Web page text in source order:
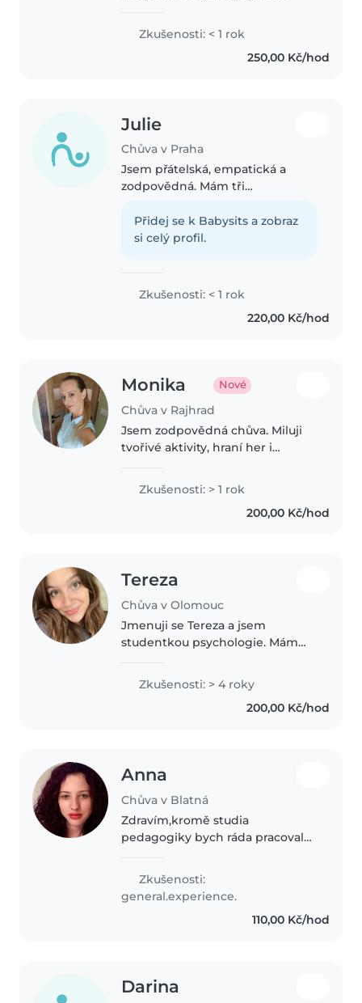
Spanish. I'm emphatic, energetic
and patient babysitter..
Zkušenosti: < 1 rok
250,00 Kč/hod
Julie
Chůva v Praha
Jsem přátelská, empatická a
zodpovědná. Mám tři
získala zkušenosti s péčí o děti a
naučila se být trpělivá i
Přidej se k Babysits a zobraz
si celý profil.
Zkušenosti: < 1 rok
220,00 Kč/hod
Monika Nové
Chůva v Rajhrad
Jsem zodpovědná chůva. Miluji
tvořivé aktivity, hraní her i
zvyklá na domácí mazlíčky a
dokážu pomoci s lehčími
domácími pracemi. Bydlím v
Zkušenosti: > 1 rok
200,00 Kč/hod
Tereza
Chůva v Olomouc
Jmenuji se Tereza a jsem
studentkou psychologie. Mám
lyceum a práce s dětmi mě baví
a naplňuje. Děti hlídám již
několik let, dobrovolničila jsem
Zkušenosti: > 4 roky
200,00 Kč/hod
Anna
Chůva v Blatná
Zdravím,kromě studia
pedagogiky bych ráda pracovala
zkušenosti s dětmi od 3-10 let.
Absolvovala jsem praxi v družině
a také ve školce. Kromě hlídání
Zkušenosti:
general.experience.
110,00 Kč/hod
Darina